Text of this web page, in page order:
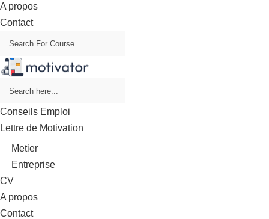
A propos
Contact
Conseils Emploi
Lettre de Motivation
Metier
Entreprise
CV
A propos
Contact